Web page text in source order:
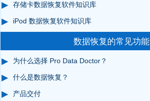
存储卡数据恢复软件知识库
iPod 数据恢复软件知识库
数据恢复的常见功能
为什么选择 Pro Data Doctor？
什么是数据恢复？
产品交付